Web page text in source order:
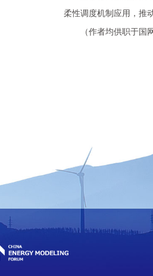
柔性调度机制应用，推
（作者均供职于国网